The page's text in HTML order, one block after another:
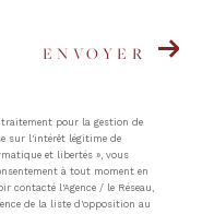
ENVOYER
pour la gestion de
sur l'intérêt légitime de
et libertés », vous
à tout moment en
l'Agence / le Réseau,
de la liste d'opposition au